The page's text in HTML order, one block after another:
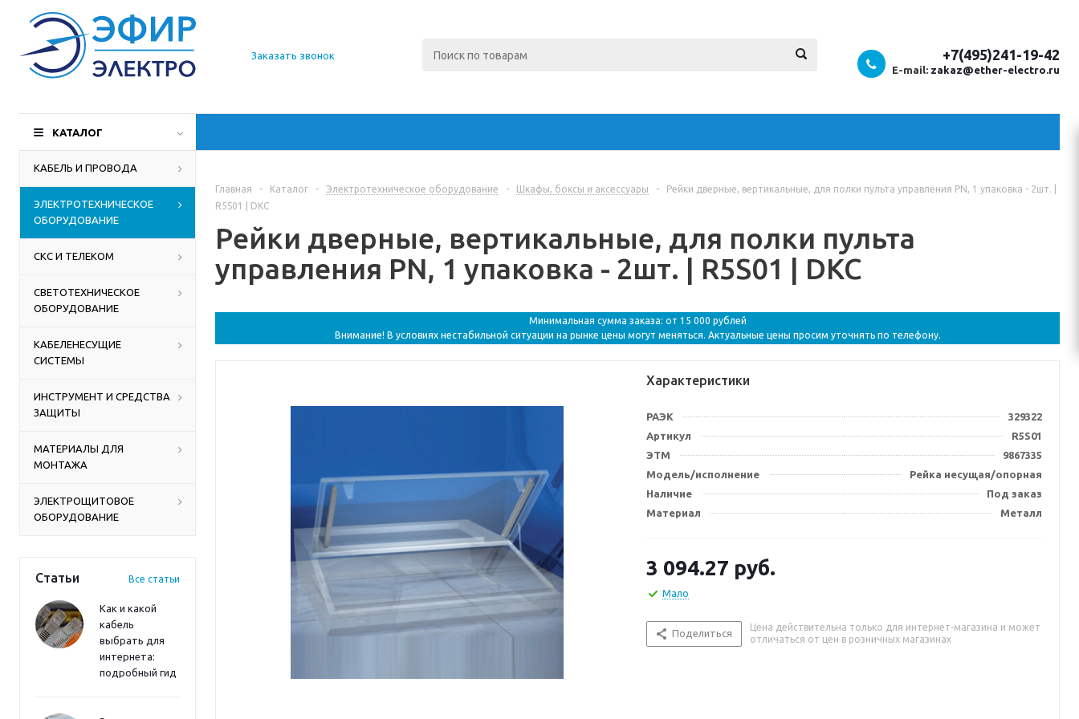
О компании
Доставка
Производители
Контакты
Заказать звонок +7(495)241-19-42
E-mail: zakaz@ether-electro.ru
КАТАЛОГ
КАБЕЛЬ И ПРОВОДА
ЭЛЕКТРОТЕХНИЧЕСКОЕ
ОБОРУДОВАНИЕ
СКС И ТЕЛЕКОМ
СВЕТОТЕХНИЧЕСКОЕ
ОБОРУДОВАНИЕ
КАБЕЛЕНЕСУЩИЕ
СИСТЕМЫ
ИНСТРУМЕНТ И СРЕДСТВА
ЗАЩИТЫ
МАТЕРИАЛЫ ДЛЯ
МОНТАЖА
ЭЛЕКТРОЩИТОВОЕ
ОБОРУДОВАНИЕ
Статьи Все статьи
Как и какой
кабель
выбрать для
интернета:
подробный гид
Главная - Каталог - Электротехническое оборудование - Шкафы, боксы и аксессуары -
Рейки дверные, вертикальные, для полки пульта управления PN, 1 упаковка - 2шт. |
R5S01 | DKC
Рейки дверные, вертикальные, для полки пульта
управления PN, 1 упаковка - 2шт. | R5S01 | DKC
Минимальная сумма заказа: от 15 000 рублей
Внимание! В условиях нестабильной ситуации на рынке цены могут меняться. Актуальные цены просим уточнять по телефону.
Характеристики
РАЭК
329322
Артикул
R5S01
ЭТМ
9867335
Модель/исполнение
Рейка несущая/опорная
Наличие
Под заказ
Материал
Металл
3 094.27 руб.
Мало
Поделиться
Цена действительна только для интернет-магазина и может
отличаться от цен в розничных магазинах